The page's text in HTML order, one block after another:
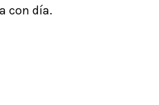
con día.